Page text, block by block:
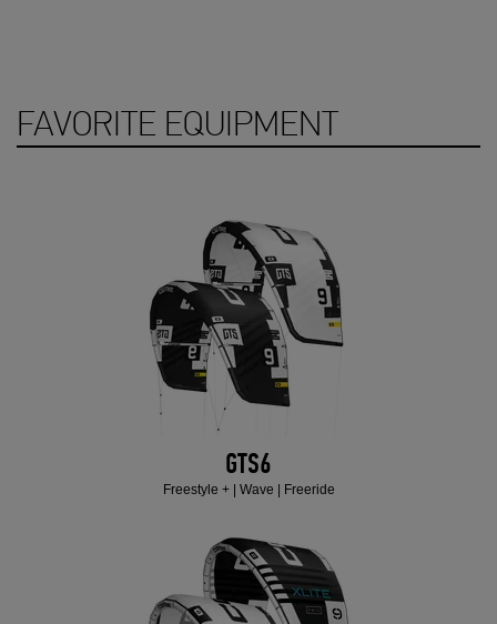
FAVORITE EQUIPMENT
GTS6
Freestyle + | Wave | Freeride